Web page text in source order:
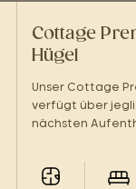
Cottage
Hügel
Unser Cottage
verfügt über
nächsten